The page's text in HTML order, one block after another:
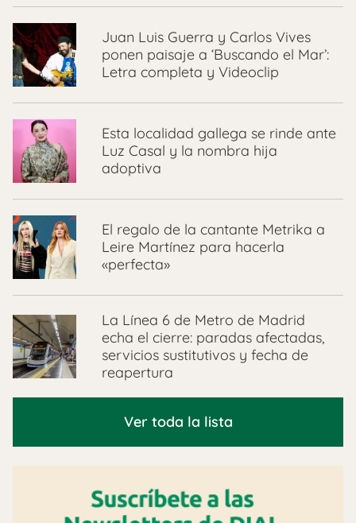
Juan Luis Guerra y Carlos Vives
ponen paisaje a ‘Buscando el Mar’:
Letra completa y Videoclip
Esta localidad gallega se rinde ante
Luz Casal y la nombra hija
adoptiva
El regalo de la cantante Metrika a
Leire Martínez para hacerla
«perfecta»
La Línea 6 de Metro de Madrid
echa el cierre: paradas afectadas,
servicios sustitutivos y fecha de
reapertura
Ver toda la lista